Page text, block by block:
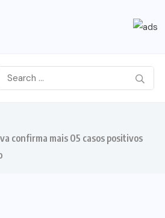
confirma mais 05 casos positivos